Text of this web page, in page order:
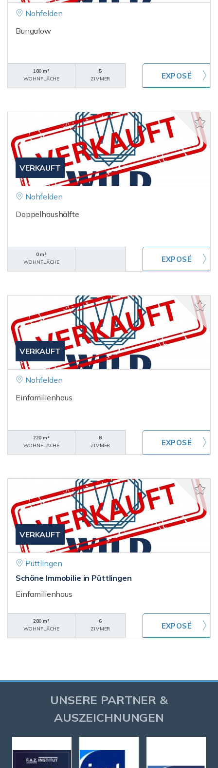
Nohfelden
Bungalow
180 m²
WOHNFLÄCHE
5
ZIMMER
VERKAUFT
Nohfelden
Doppelhaushälfte
0 m²
WOHNFLÄCHE
VERKAUFT
Nohfelden
Einfamilienhaus
220 m²
WOHNFLÄCHE
8
ZIMMER
VERKAUFT
Püttlingen
Schöne Immobilie in Püttlingen
Einfamilienhaus
280 m²
WOHNFLÄCHE
6
ZIMMER
UNSERE PARTNER &
AUSZEICHNUNGEN